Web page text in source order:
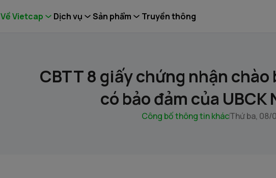
Về Vietcap Dịch vụ Sản phẩm Truyền thông
CBTT 8 giấy chứng nhận
có bảo đảm của UBCK
Công bố thông tin khácThứ ba, 08/